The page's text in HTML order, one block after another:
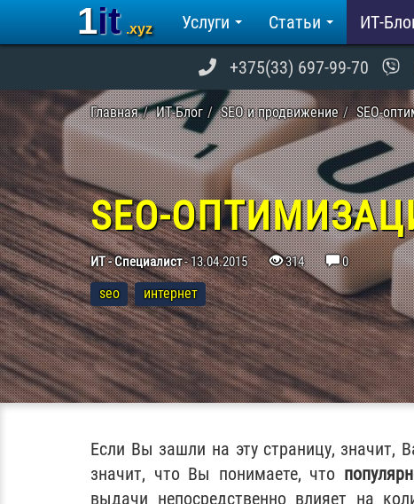
+375(33) 697-99-70
1it .xyz Услуги Статьи ИТ-
Главная ИТ-Блог SEO и продвижение SEO-
SEO-
ИТ - Специалист-13.04.2015 314 0
seo интернет
Если Вы зашли на эту страницу, значит,
значит, что Вы понимаете, что
выдачи непосредственно влияет на